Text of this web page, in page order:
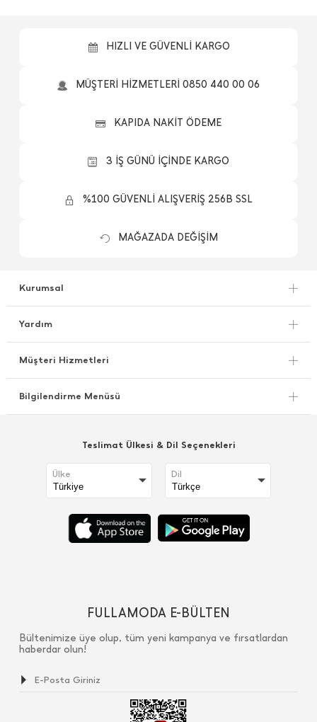
HIZLI VE GÜVENLİ KARGO
MÜŞTERİ HİZMETLERİ 0850 440 00 06
KAPIDA NAKİT ÖDEME
3 İŞ GÜNÜ İÇİNDE KARGO
%100 GÜVENLİ ALIŞVERİŞ 256B SSL
MAĞAZADA DEĞİŞİM
Kurumsal
Yardım
Müşteri Hizmetleri
Bilgilendirme Menüsü
Teslimat Ülkesi & Dil Seçenekleri
Ülke Dil
FULLAMODA E-BÜLTEN
Bültenimize üye olup, tüm yeni kampanya ve fırsatlardan
haberdar olun!